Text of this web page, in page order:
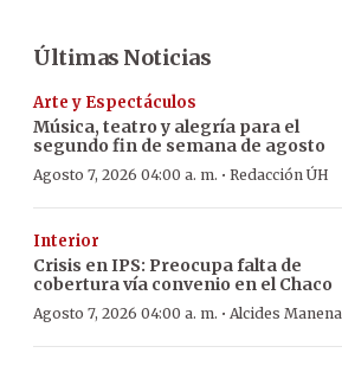
Últimas Noticias
Arte y Espectáculos
Música, teatro y alegría para el
segundo fin de semana de agosto
Agosto 7, 2026 04:00 a. m. · Redacción ÚH
Interior
Crisis en IPS: Preocupa falta de
cobertura vía convenio en el Chaco
Agosto 7, 2026 04:00 a. m. · Alcides Manena